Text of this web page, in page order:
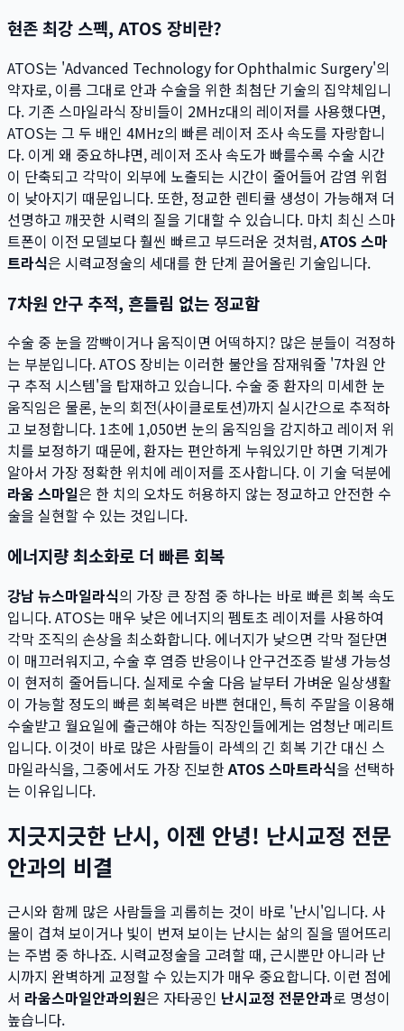
현존 최강 스펙, ATOS 장비란?
ATOS는 'Advanced Technology for Ophthalmic Surgery'의
약자로, 이름 그대로 안과 수술을 위한 최첨단 기술의 집약체입니
다. 기존 스마일라식 장비들이 2MHz대의 레이저를 사용했다면,
ATOS는 그 두 배인 4MHz의 빠른 레이저 조사 속도를 자랑합니
다. 이게 왜 중요하냐면, 레이저 조사 속도가 빠를수록 수술 시간
이 단축되고 각막이 외부에 노출되는 시간이 줄어들어 감염 위험
이 낮아지기 때문입니다. 또한, 정교한 렌티큘 생성이 가능해져 더
선명하고 깨끗한 시력의 질을 기대할 수 있습니다. 마치 최신 스마
트폰이 이전 모델보다 훨씬 빠르고 부드러운 것처럼,ATOS 스마
트라식은 시력교정술의 세대를 한 단계 끌어올린 기술입니다.
7차원 안구 추적, 흔들림 없는 정교함
수술 중 눈을 깜빡이거나 움직이면 어떡하지? 많은 분들이 걱정하
는 부분입니다. ATOS 장비는 이러한 불안을 잠재워줄 '7차원 안
구 추적 시스템'을 탑재하고 있습니다. 수술 중 환자의 미세한 눈
움직임은 물론, 눈의 회전(사이클로토션)까지 실시간으로 추적하
고 보정합니다. 1초에 1,050번 눈의 움직임을 감지하고 레이저 위
치를 보정하기 때문에, 환자는 편안하게 누워있기만 하면 기계가
알아서 가장 정확한 위치에 레이저를 조사합니다. 이 기술 덕분에
라움 스마일은 한 치의 오차도 허용하지 않는 정교하고 안전한 수
술을 실현할 수 있는 것입니다.
에너지량 최소화로 더 빠른 회복
강남 뉴스마일라식의 가장 큰 장점 중 하나는 바로 빠른 회복 속도
입니다. ATOS는 매우 낮은 에너지의 펨토초 레이저를 사용하여
각막 조직의 손상을 최소화합니다. 에너지가 낮으면 각막 절단면
이 매끄러워지고, 수술 후 염증 반응이나 안구건조증 발생 가능성
이 현저히 줄어듭니다. 실제로 수술 다음 날부터 가벼운 일상생활
이 가능할 정도의 빠른 회복력은 바쁜 현대인, 특히 주말을 이용해
수술받고 월요일에 출근해야 하는 직장인들에게는 엄청난 메리트
입니다. 이것이 바로 많은 사람들이 라섹의 긴 회복 기간 대신 스
마일라식을, 그중에서도 가장 진보한ATOS 스마트라식을 선택하
는 이유입니다.
지긋지긋한 난시, 이젠 안녕! 난시교정 전문
안과의 비결
근시와 함께 많은 사람들을 괴롭히는 것이 바로 '난시'입니다. 사
물이 겹쳐 보이거나 빛이 번져 보이는 난시는 삶의 질을 떨어뜨리
는 주범 중 하나죠. 시력교정술을 고려할 때, 근시뿐만 아니라 난
시까지 완벽하게 교정할 수 있는지가 매우 중요합니다. 이런 점에
서 라움스마일안과의원은 자타공인 난시교정 전문안과로 명성이
높습니다.